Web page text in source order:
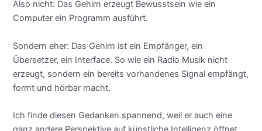
Also nicht: Das Gehirn erzeugt Bewusstsein wie ein
Computer ein Programm ausführt.
Sondern eher: Das Gehirn ist ein Empfänger, ein
Übersetzer, ein Interface. So wie ein Radio Musik nicht
erzeugt, sondern ein bereits vorhandenes Signal empfängt,
formt und hörbar macht.
Ich finde diesen Gedanken spannend, weil er auch eine